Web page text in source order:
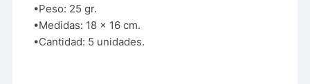
•Peso: 25 gr.
•Medidas: 18 x 16 cm.
•Cantidad: 5 unidades.